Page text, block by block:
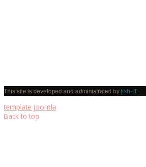
This site is developed and administrated by fish-IT
template joomla
Back to top